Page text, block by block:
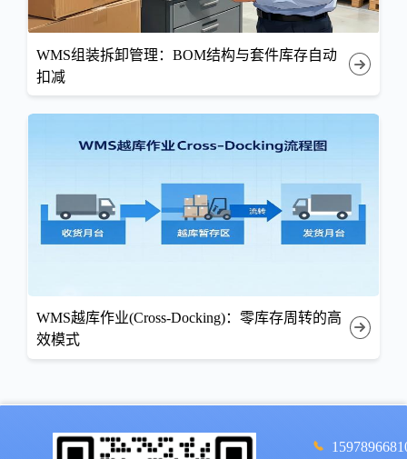
WMS组装拆卸管理：BOM结构与套件库存自动
扣减
WMS越库作业(Cross-Docking)：零库存周转的高
效模式